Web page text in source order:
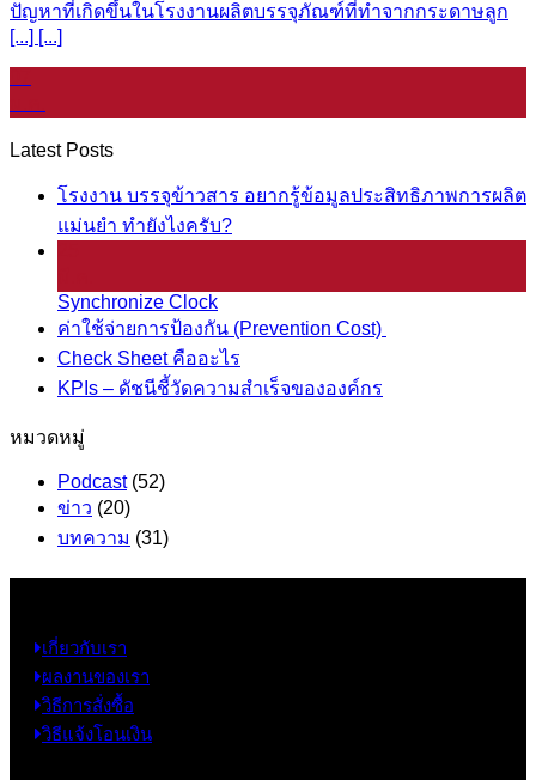
ปัญหาที่เกิดขึ้นในโรงงานผลิตบรรจุภัณฑ์ที่ทำจากกระดาษลูก
[...] [...]
Latest Posts
โรงงาน บรรจุข้าวสาร อยากรู้ข้อมูลประสิทธิภาพการผลิต
แม่นยำ ทำยังไงครับ?
Synchronize Clock
ค่าใช้จ่ายการป้องกัน (Prevention Cost)
Check Sheet คืออะไร
KPIs – ดัชนีชี้วัดความสำเร็จขององค์กร
หมวดหมู่
Podcast(52)
ข่าว (20)
บทความ (31)
เกี่ยวกับเรา
ผลงานของเรา
วิธีการสั่งซื้อ
วิธีแจ้งโอนเงิน